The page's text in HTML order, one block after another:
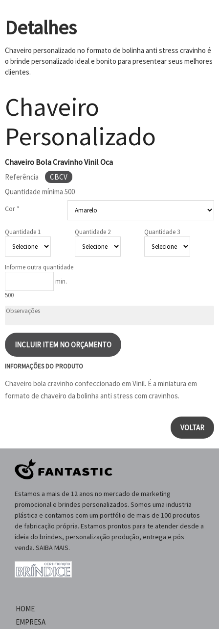
Detalhes
Chaveiro personalizado no formato de bolinha anti stress cravinho é
o brinde personalizado ideal e bonito para presentear seus melhores
clientes.
Chaveiro
Personalizado
Chaveiro Bola Cravinho Vinil Oca
Referência
CBCV
Quantidade mínima 500
Cor *
Quantidade 1 Quantidade 2 Quantidade 3
Informe outra quantidade
min.
500
INCLUIR ITEM NO ORÇAMENTO
INFORMAÇÕES DO PRODUTO
Chaveiro bola cravinho confeccionado em Vinil. É a miniatura em
formato de chaveiro da bolinha anti stress com cravinhos.
VOLTAR
Estamos a mais de 12 anos no mercado de marketing
promocional e brindes personalizados. Somos uma industria
plástica e contamos com um portfólio de mais de 100 produtos
de fabricação própria. Estamos prontos para te atender desde a
ideia do brindes, personalização produção, entrega e pós
venda. SAIBA MAIS.
HOME
EMPRESA